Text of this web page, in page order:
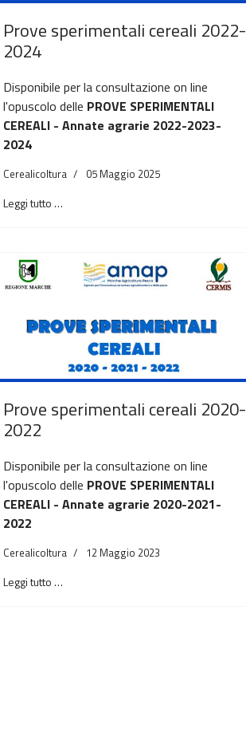
Prove sperimentali cereali 2022-
2024
Disponibile per la consultazione on line
l'opuscolo delle PROVE SPERIMENTALI
CEREALI - Annate agrarie 2022-2023-
2024
Cerealicoltura 05 Maggio 2025
Leggi tutto …
Prove sperimentali cereali 2020-
2022
Disponibile per la consultazione on line
l'opuscolo delle PROVE SPERIMENTALI
CEREALI - Annate agrarie 2020-2021-
2022
Cerealicoltura 12 Maggio 2023
Leggi tutto …